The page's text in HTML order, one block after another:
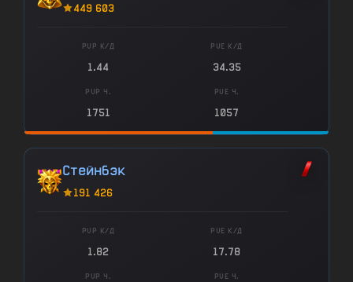
449 603
PVP К/Д
1.44
PVE К/Д
34.35
PVP Ч.
1751
PVE Ч.
1057
Стейнбэк
191 426
PVP К/Д
1.82
PVE К/Д
17.78
PVP Ч. PVE Ч.